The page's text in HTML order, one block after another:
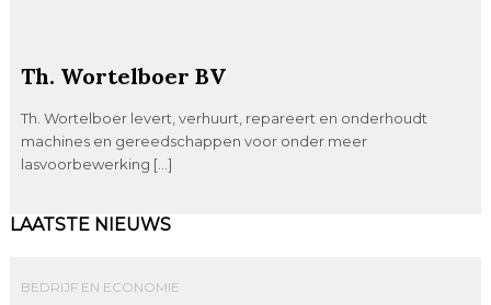
Th. Wortelboer BV
Th. Wortelboer levert, verhuurt, repareert en onderhoudt
machines en gereedschappen voor onder meer
lasvoorbewerking […]
LAATSTE NIEUWS
BEDRIJF EN ECONOMIE